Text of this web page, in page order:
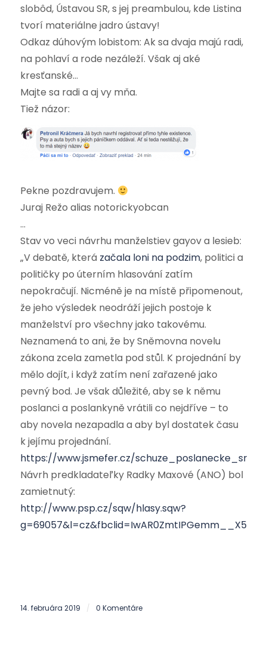
slobôd, Ústavou SR, s jej preambulou, kde Listina
tvorí materiálne jadro ústavy!
Odkaz dúhovým lobistom: Ak sa dvaja majú radi,
na pohlaví a rode nezáleží. Však aj aké
kresťanské…
Majte sa radi a aj vy mňa.
Tiež názor:
Pekne pozdravujem.
Juraj Režo alias notorickyobcan
…
Stav vo veci návrhu manželstiev gayov a lesieb:
„V debatě, která začala loni na podzim, politici a
političky po úterním hlasování zatím
nepokračují. Nicméně je na místě připomenout,
že jeho výsledek neodráží jejich postoje k
manželství pro všechny jako takovému.
Neznamená to ani, že by Sněmovna novelu
zákona zcela zametla pod stůl. K projednání by
mělo dojít, i když zatím není zařazené jako
pevný bod. Je však důležité, aby se k němu
poslanci a poslankyně vrátili co nejdříve – to
aby novela nezapadla a aby byl dostatek času
k jejímu projednání.
https://www.jsmefer.cz/
Návrh predkladateľky Radky Maxové (ANO) bol
zamietnutý:
http://www.psp.cz/sqw/hlasy.sqw?
14. februára 2019 / 0 Komentáre